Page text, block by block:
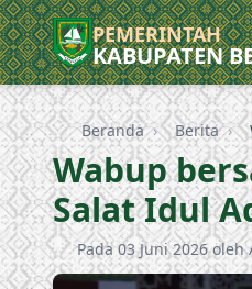
PEMERINTAH
KABUPATEN
Beranda › Berita ›
Wabup
Salat Idul
Pada 03 Juni 2026 oleh